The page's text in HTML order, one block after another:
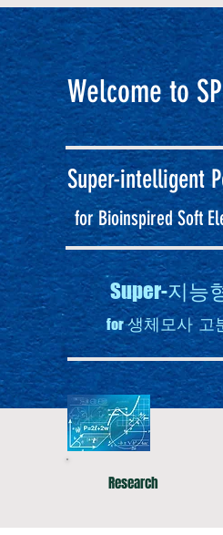
Welcome to
Super-intelligent
for Bioinspired Soft
Super-지능
for 생체모사 고
Research